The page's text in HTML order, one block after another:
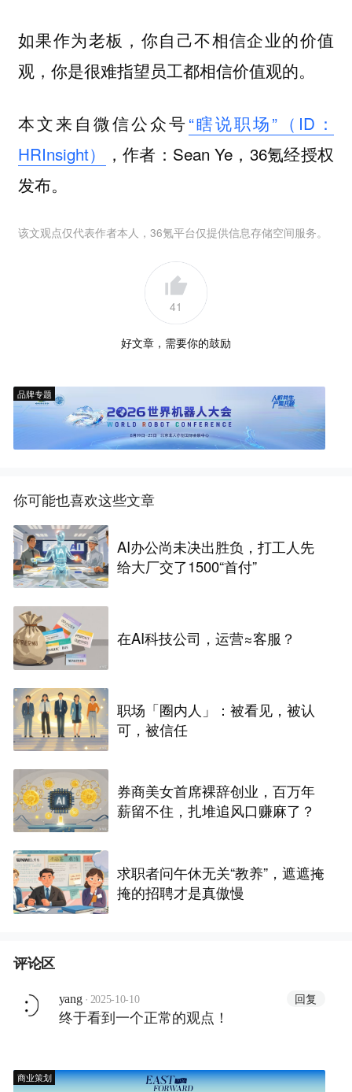
如果作为老板，你自己不相信企业的价值
观，你是很难指望员工都相信价值观的。
本文来自微信公众号“瞎说职场”（ID：
HRInsight）
，作者：Sean Ye，36氪经授权
发布。
该文观点仅代表作者本人，36氪平台仅提供信息存储空间服务。
41
好文章，需要你的鼓励
品牌专题
你可能也喜欢这些文章
AI办公尚未决出胜负，打工人先
给大厂交了1500“首付”
在AI科技公司，运营≈客服？
职场「圈内人」：被看见，被认
可，被信任
券商美女首席裸辞创业，百万年
薪留不住，扎堆追风口赚麻了？
求职者问午休无关“教养”，遮遮掩
掩的招聘才是真傲慢
评论区
yang · 2025-10-10 回复
终于看到一个正常的观点！
商业策划